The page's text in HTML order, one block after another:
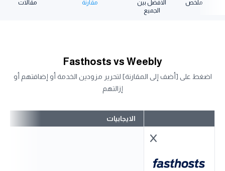
ملخص
الافضل بين
الجميع
مقارنة مقالات
Fasthosts vs Weebly
اضغط على [أضف إلى المقارنة] لتحرير مزودين الخدمة أو إضافتهم أو
إزالتهم
الايجابيات